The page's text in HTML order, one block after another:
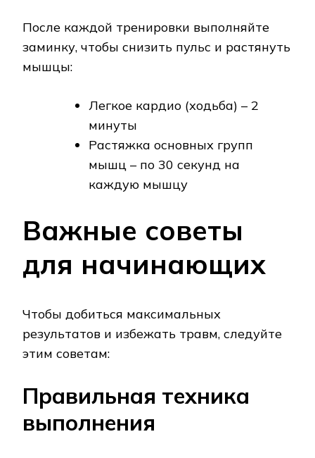
После каждой тренировки выполняйте
заминку, чтобы снизить пульс и растянуть
мышцы:
Легкое кардио (ходьба) – 2
минуты
Растяжка основных групп
мышц – по 30 секунд на
каждую мышцу
Важные советы
для начинающих
Чтобы добиться максимальных
результатов и избежать травм, следуйте
этим советам:
Правильная техника
выполнения